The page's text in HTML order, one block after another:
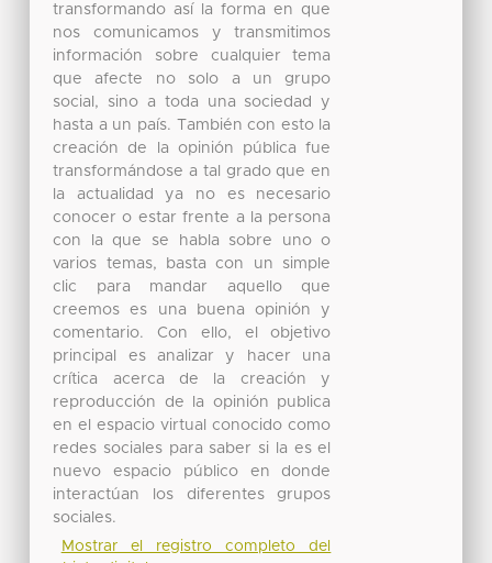
transformando así la forma en que
nos comunicamos y transmitimos
información sobre cualquier tema
que afecte no solo a un grupo
social, sino a toda una sociedad y
hasta a un país. También con esto la
creación de la opinión pública fue
transformándose a tal grado que en
la actualidad ya no es necesario
conocer o estar frente a la persona
con la que se habla sobre uno o
varios temas, basta con un simple
clic para mandar aquello que
creemos es una buena opinión y
comentario. Con ello, el objetivo
principal es analizar y hacer una
crítica acerca de la creación y
reproducción de la opinión publica
en el espacio virtual conocido como
redes sociales para saber si la es el
nuevo espacio público en donde
interactúan los diferentes grupos
sociales.
Mostrar el registro completo del